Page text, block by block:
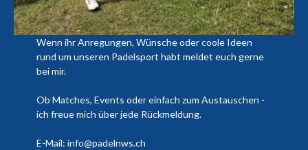
Wenn ihr Anregungen, Wünsche oder coole Ideen
rund um unseren Padelsport habt meldet euch gerne
bei mir.
Ob Matches, Events oder einfach zum Austauschen -
ich freue mich über jede Rückmeldung.
E-Mail: info@padelnws.ch